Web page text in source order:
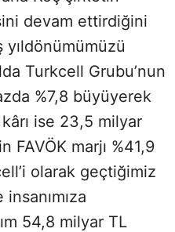
devam ettirdiğini
Turkcell Grubu’nun
%7,8 büyüyerek
ise 23,5 milyar
FAVÖK marjı %41,9
olarak geçtiğimiz
54,8 milyar TL